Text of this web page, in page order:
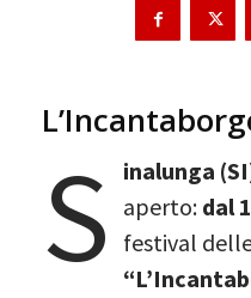
S inalunga
aperto:dal
festival